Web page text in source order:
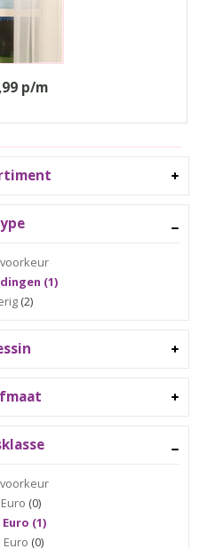
(1)
(2)
(0)
Euro (1)
Euro (0)
p/m